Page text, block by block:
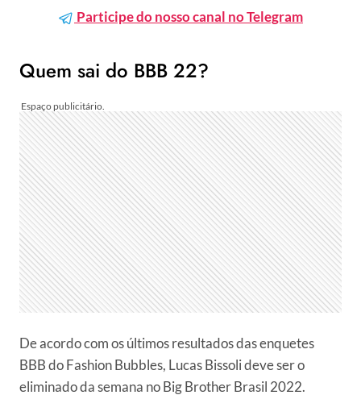
Participe do nosso canal no Telegram
Quem sai do BBB 22?
De acordo com os últimos resultados das enquetes
BBB do Fashion Bubbles, Lucas Bissoli deve ser o
eliminado da semana no Big Brother Brasil 2022.